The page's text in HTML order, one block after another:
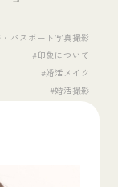
パスポート写真撮影
#印象について
#婚活メイク
#婚活撮影